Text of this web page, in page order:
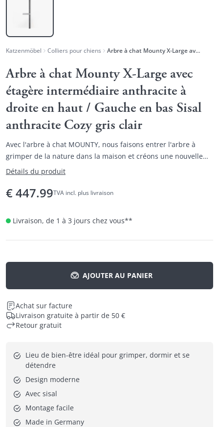
Katzenmöbel Colliers pour chiens Arbre à chat Mounty X-Large avec étagère intermédiaire anthracite à droite en haut / Gauche en bas Sisal anthracite Cozy gris clair
Arbre à chat Mounty X-Large avec
étagère intermédiaire anthracite à
droite en haut / Gauche en bas Sisal
anthracite Cozy gris clair
Avec l'arbre à chat MOUNTY, nous faisons entrer l'arbre à
grimper de la nature dans la maison et créons une nouvelle
interprétation de l'espace de vie du chat.
Détails du produit
€447.99TVA incl. plus livraison
Livraison, de 1 à 3 jours chez vous**
AJOUTER AU PANIER
Achat sur facture
Livraison gratuite à partir de 50 €
Retour gratuit
Lieu de bien-être idéal pour grimper, dormir et se
détendre
Design moderne
Avec sisal
Montage facile
Made in Germany